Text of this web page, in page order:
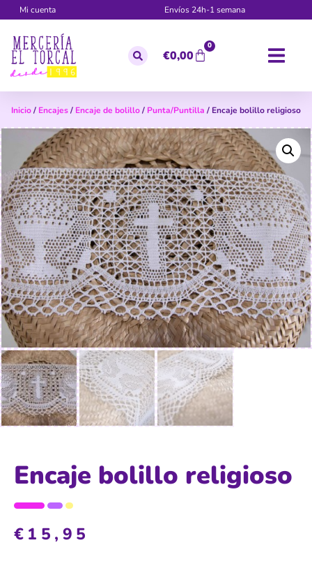
Mi cuenta Envíos 24h-1 semana
€0,00
0
Inicio/ Encajes/ Encaje de bolillo/ Punta/Puntilla / Encaje bolillo religioso
Encaje bolillo religioso
€ 15,95